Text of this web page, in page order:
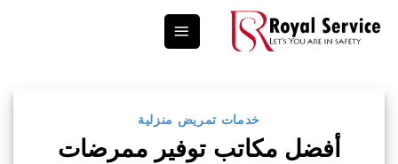
خدمات تمريض منزلية
أفضل مكاتب توفير ممرضات